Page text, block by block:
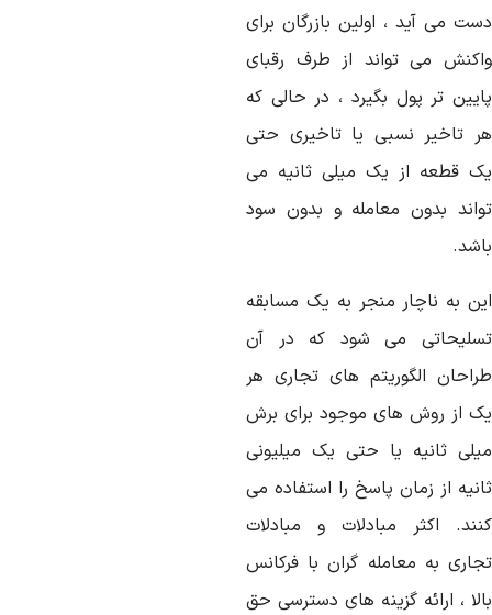
می آید ، اولین بازرگان برای
می تواند از طرف رقبای
تر پول بگیرد ، در حالی که
تاخیر نسبی یا تاخیری حتی
قطعه از یک میلی ثانیه می
بدون معامله و بدون سود
به ناچار منجر به یک مسابقه
می شود که در آن
الگوریتم های تجاری هر
از روش های موجود برای برش
ثانیه یا حتی یک میلیونی
از زمان پاسخ را استفاده می
اکثر مبادلات و مبادلات
به معامله گران با فرکانس
، ارائه گزینه های دسترسی حق